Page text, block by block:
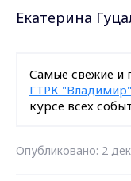
Екатерина
Самые свежие и
ГТРК "Владимир"
курсе всех
Опубликовано: 2